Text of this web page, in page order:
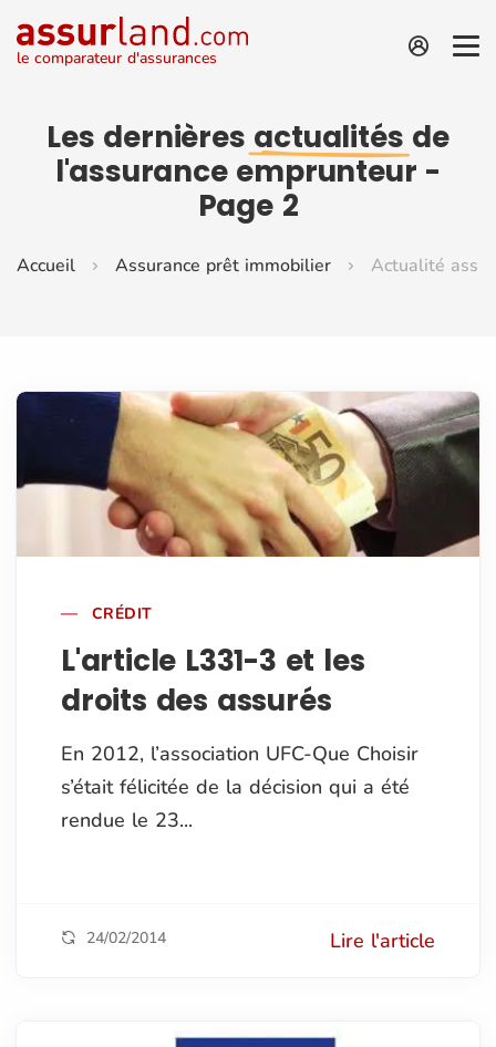
le comparateur d'assurances
Les dernières actualités de
l'assurance emprunteur -
Page 2
Accueil Assurance prêt immobilier Actualité
CRÉDIT
L'article L331-3 et les
droits des assurés
En 2012, l’association UFC-Que Choisir
s’était félicitée de la décision qui a été
rendue le 23...
24/02/2014 Lire l'article